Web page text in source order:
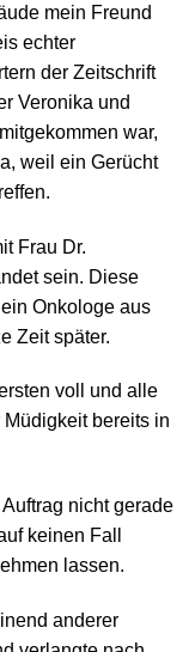
mein Freund
echter
der Zeitschrift
Veronika und
war,
weil ein Gerücht
Frau Dr.
sein. Diese
Onkologe aus
Zeit später.
voll und alle
Müdigkeit bereits in
nicht gerade
keinen Fall
lassen.
anderer